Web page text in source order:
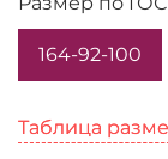
Таблица
Таблица
164-92-100